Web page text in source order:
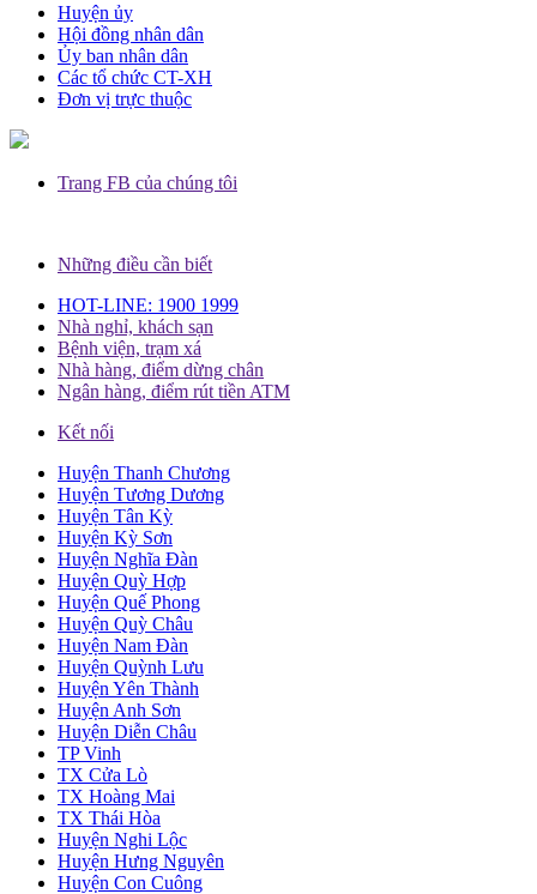
Huyện ủy
Hội đồng nhân dân
Ủy ban nhân dân
Các tổ chức CT-XH
Đơn vị trực thuộc
Trang FB của chúng tôi
Những điều cần biết
HOT-LINE: 1900 1999
Nhà nghỉ, khách sạn
Bệnh viện, trạm xá
Nhà hàng, điểm dừng chân
Ngân hàng, điểm rút tiền ATM
Kết nối
Huyện Thanh Chương
Huyện Tương Dương
Huyện Tân Kỳ
Huyện Kỳ Sơn
Huyện Nghĩa Đàn
Huyện Quỳ Hợp
Huyện Quế Phong
Huyện Quỳ Châu
Huyện Nam Đàn
Huyện Quỳnh Lưu
Huyện Yên Thành
Huyện Anh Sơn
Huyện Diễn Châu
TP Vinh
TX Cửa Lò
TX Hoàng Mai
TX Thái Hòa
Huyện Nghi Lộc
Huyện Hưng Nguyên
Huyện Con Cuông